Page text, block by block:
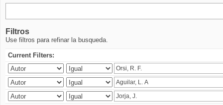
Filtros
Use filtros para refinar la busqueda.
Current Filters: